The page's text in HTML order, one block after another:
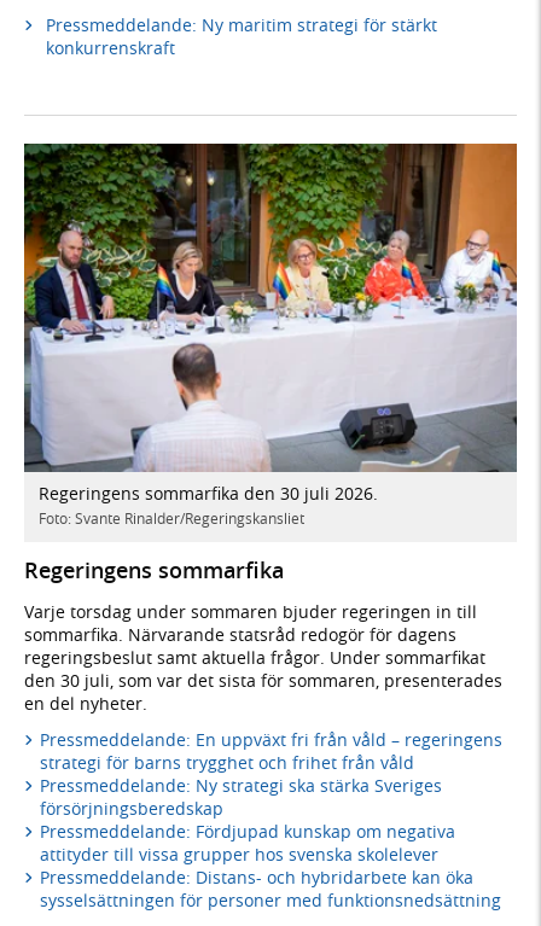
Pressmeddelande: Ny maritim strategi för stärkt
konkurrenskraft
Regeringens sommarfika den 30 juli 2026.
Foto: Svante Rinalder/Regeringskansliet
Regeringens sommarfika
Varje torsdag under sommaren bjuder regeringen in till
sommarfika. Närvarande statsråd redogör för dagens
regeringsbeslut samt aktuella frågor. Under sommarfikat
den 30 juli, som var det sista för sommaren, presenterades
en del nyheter.
Pressmeddelande: En uppväxt fri från våld – regeringens
strategi för barns trygghet och frihet från våld
Pressmeddelande: Ny strategi ska stärka Sveriges
försörjningsberedskap
Pressmeddelande: Fördjupad kunskap om negativa
attityder till vissa grupper hos svenska skolelever
Pressmeddelande: Distans- och hybridarbete kan öka
sysselsättningen för personer med funktionsnedsättning